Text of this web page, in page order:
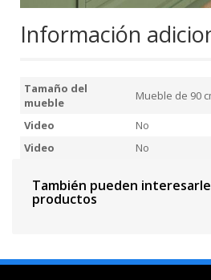
Información
Tamaño del
mueble
Mueble de 90
Video
No
Video
No
También pueden
productos